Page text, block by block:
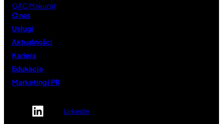
GAC Makurat
O nas
Usługi
Aktualności
Kariera
Edukacja
Marketing i PR
LinkedIn